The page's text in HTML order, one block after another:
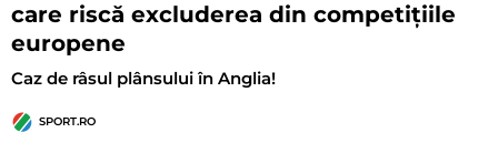
care riscă excluderea din competițiile
europene
Caz de râsul plânsului în Anglia!
SPORT.RO